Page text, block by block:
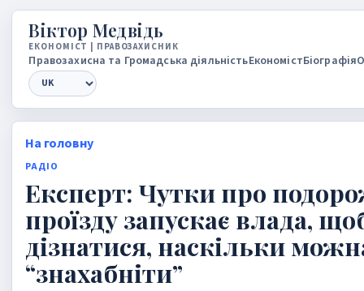
Вiктор Медвiдь
ЕКОНОМIСТ | ПРАВОЗАХИСНИК
Правозахисна та Громадська дiяльнiстьЕкономiстБiографiя
Language
На головну
РАДIО
Експерт: Чутки про
проїзду запускає влада,
дізнатися, наскільки
“знахабніти”